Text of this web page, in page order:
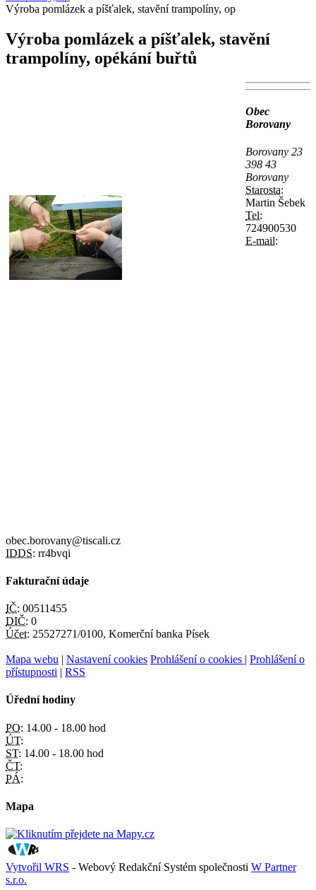
Výroba pomlázek a píšťalek, stavění trampolíny, op
Výroba pomlázek a píšťalek, stavění
trampolíny, opékání buřtů
Obec
Borovany
Borovany 23
398 43
Borovany
Starosta:
Martin Šebek
Tel:
724900530
E-mail:
obec.borovany@tiscali.cz
IDDS: rr4bvqi
Fakturační údaje
IČ: 00511455
DIČ: 0
Účet: 25527271/0100, Komerční banka Písek
Mapa webu | Nastavení cookies Prohlášení o cookies | Prohlášení o
přístupnosti | RSS
Úřední hodiny
PO: 14.00 - 18.00 hod
ÚT:
ST: 14.00 - 18.00 hod
ČT:
PÁ:
Mapa
Vytvořil WRS - Webový Redakční Systém společnosti W Partner
s.r.o.